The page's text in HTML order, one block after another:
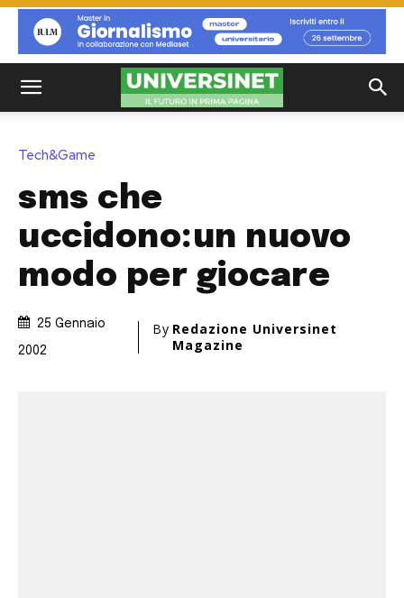
Tech&Game
sms che
uccidono:un nuovo
modo per giocare
25 Gennaio
2002
By Redazione Universinet
Magazine